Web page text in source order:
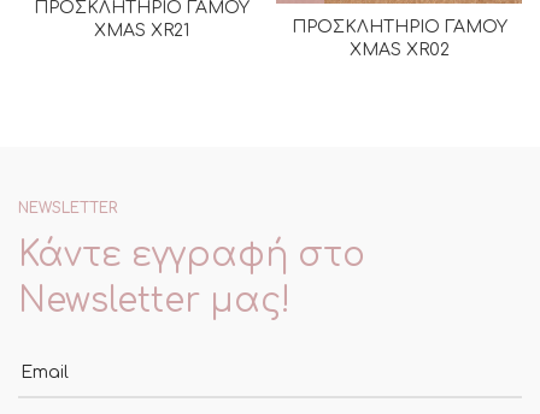
ΠΡΟΣΚΛΗΤΗΡΙΟ ΓΑΜΟΥ
XMAS XR21
ΠΡΟΣΚΛΗΤΗΡΙΟ ΓΑΜΟΥ
XMAS XR02
NEWSLETTER
Κάντε εγγραφή στο
Newsletter μας!